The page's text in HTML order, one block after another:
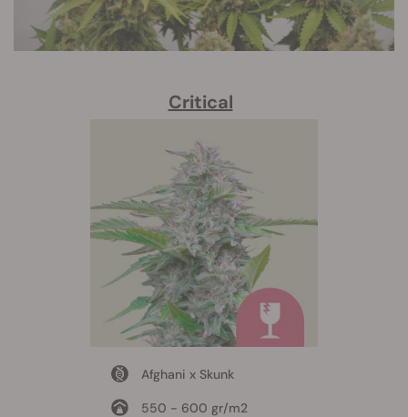
Critical
Afghani x Skunk
550 - 600 gr/m2